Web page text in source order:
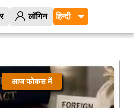
लॉगिन
आज फोकस में